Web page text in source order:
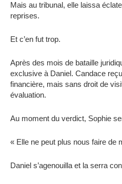
Mais au tribunal, elle laissa
reprises.
Et c’en fut trop.
Après des mois de bataille
exclusive à Daniel. Candace
financière, mais sans droit de
évaluation.
Au moment du verdict, Sophie
« Elle ne peut plus nous faire de
Daniel s’agenouilla et la serra